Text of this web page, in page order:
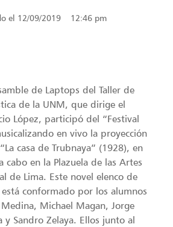
el 12/09/2019 12:46 pm
de Laptops del Taller de
de la UNM, que dirige el
López, participó del “Festival
en vivo la proyección
casa de Trubnaya” (1928), en
cabo en la Plazuela de las Artes
de Lima. Este novel elenco de
conformado por los alumnos
Michael Magan, Jorge
y Sandro Zelaya. Ellos junto al